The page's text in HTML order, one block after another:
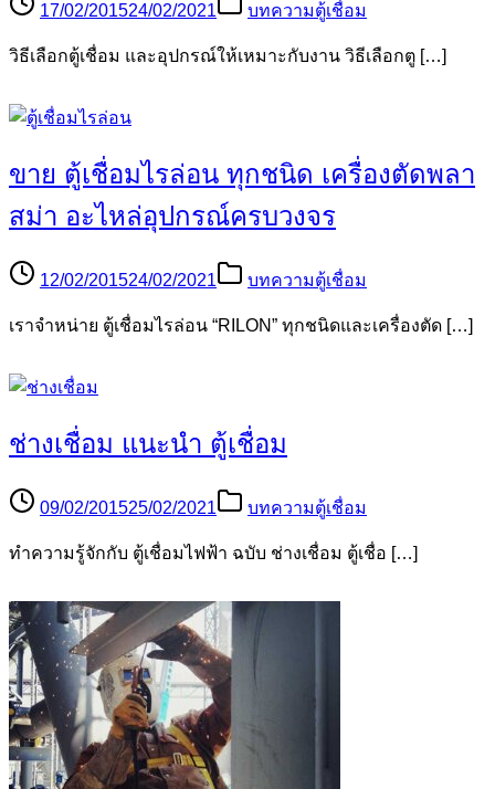
17/02/201524/02/2021 บทความตู้เชื่อม
วิธีเลือกตู้เชื่อม และอุปกรณ์ให้เหมาะกับงาน วิธีเลือกตู […]
ขาย ตู้เชื่อมไรล่อน ทุกชนิด เครื่องตัดพลา
สม่า อะไหล่อุปกรณ์ครบวงจร
12/02/201524/02/2021 บทความตู้เชื่อม
เราจำหน่าย ตู้เชื่อมไรล่อน “RILON” ทุกชนิดและเครื่องตัด […]
ช่างเชื่อม แนะนำ ตู้เชื่อม
09/02/201525/02/2021 บทความตู้เชื่อม
ทำความรู้จักกับ ตู้เชื่อมไฟฟ้า ฉบับ ช่างเชื่อม ตู้เชื่อ […]